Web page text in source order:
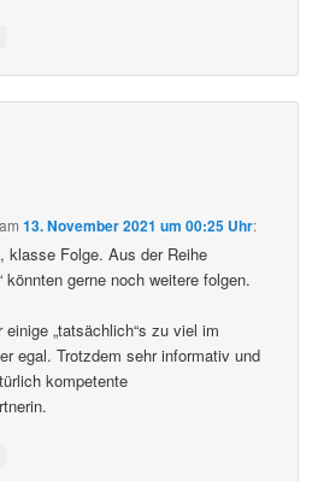
am13. November 2021 um 00:25 Uhr:
klasse Folge. Aus der Reihe
könnten gerne noch weitere folgen.
einige „tatsächlich“s zu viel im
egal. Trotzdem sehr informativ und
kompetente